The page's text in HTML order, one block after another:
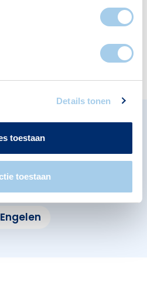
Details tonen
toestaan
toestaan
in Den
buurten in de buurt.